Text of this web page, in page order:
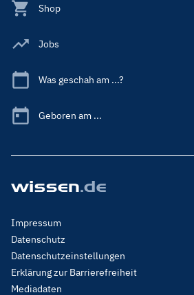
Shop
Jobs
Was geschah am ...?
Geboren am ...
Footer
Menu
Legal
Impressum
Datenschutz
Datenschutzeinstellungen
Erklärung zur Barrierefreiheit
Mediadaten